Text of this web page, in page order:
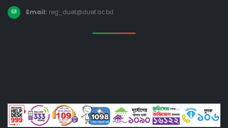
Email: reg_duet@duet.ac.bd